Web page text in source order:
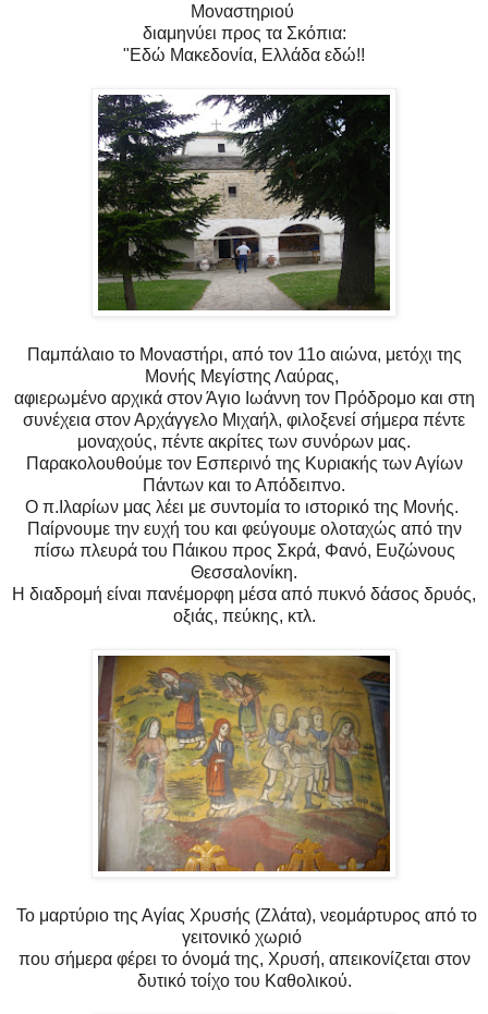
Μοναστηριού
διαμηνύει προς τα Σκόπια:
"Εδώ Μακεδονία, Ελλάδα εδώ!!
Παμπάλαιο το Μοναστήρι, από τον 11ο αιώνα, μετόχι της
Μονής Μεγίστης Λαύρας,
αφιερωμένο αρχικά στον Άγιο Ιωάννη τον Πρόδρομο και στη
συνέχεια στον Αρχάγγελο Μιχαήλ, φιλοξενεί σήμερα πέντε
μοναχούς, πέντε ακρίτες των συνόρων μας.
Παρακολουθούμε τον Εσπερινό της Κυριακής των Αγίων
Πάντων και το Απόδειπνο.
Ο π.Ιλαρίων μας λέει με συντομία το ιστορικό της Μονής.
Παίρνουμε την ευχή του και φεύγουμε ολοταχώς από την
πίσω πλευρά του Πάικου προς Σκρά, Φανό, Ευζώνους
Θεσσαλονίκη.
Η διαδρομή είναι πανέμορφη μέσα από πυκνό δάσος δρυός,
οξιάς, πεύκης, κτλ.
Το μαρτύριο της Αγίας Χρυσής (Ζλάτα), νεομάρτυρος από το
γειτονικό χωριό
που σήμερα φέρει το όνομά της, Χρυσή, απεικονίζεται στον
δυτικό τοίχο του Καθολικού.